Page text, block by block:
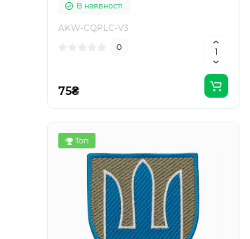
В наявності
AKW-CQPLC-V3
0
75₴
Топ